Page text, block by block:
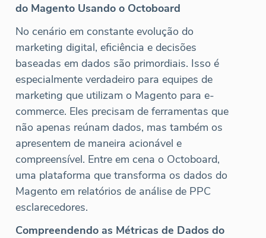
do Magento Usando o Octoboard
No cenário em constante evolução do
marketing digital, eficiência e decisões
baseadas em dados são primordiais. Isso é
especialmente verdadeiro para equipes de
marketing que utilizam o Magento para e-
commerce. Eles precisam de ferramentas que
não apenas reúnam dados, mas também os
apresentem de maneira acionável e
compreensível. Entre em cena o Octoboard,
uma plataforma que transforma os dados do
Magento em relatórios de análise de PPC
esclarecedores.
Compreendendo as Métricas de Dados do